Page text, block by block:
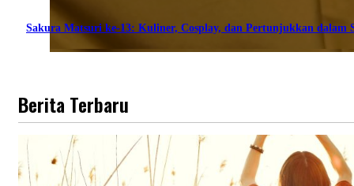
Sakura Matsuri ke-13: Kuliner, Cosplay, dan Pertunjukkan dalam
Berita Terbaru